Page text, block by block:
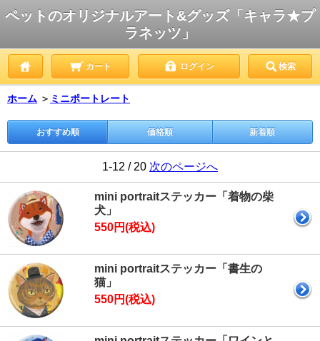
ペットのオリジナルアート&グッズ「キャラ★プ
ラネッツ」
カート ログイン 検索
ホーム ＞ ミニポートレート
おすすめ順 価格順 新着順
1-12 / 20 次のページへ
mini portraitステッカー「着物の柴
犬」
550円(税込)
mini portraitステッカー「書生の
猫」
550円(税込)